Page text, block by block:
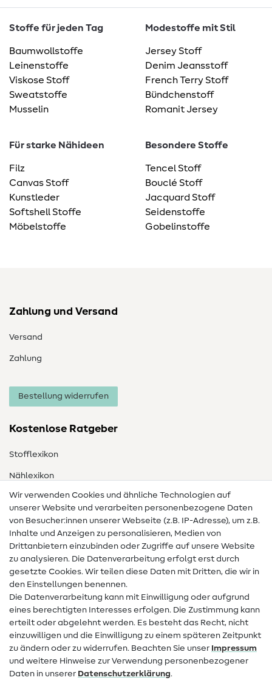
Stoffe für jeden Tag
Baumwollstoffe
Leinenstoffe
Viskose Stoff
Sweatstoffe
Musselin
Modestoffe mit Stil
Jersey Stoff
Denim Jeansstoff
French Terry Stoff
Bündchenstoff
Romanit Jersey
Für starke Nähideen
Filz
Canvas Stoff
Kunstleder
Softshell Stoffe
Möbelstoffe
Besondere Stoffe
Tencel Stoff
Bouclé Stoff
Jacquard Stoff
Seidenstoffe
Gobelinstoffe
Zahlung und Versand
Versand
Zahlung
Bestellung widerrufen
Kostenlose Ratgeber
Stofflexikon
Nählexikon
Nähanleitungen
Hilfe & Kontakt
Kontakt
Infos zum Betreiberwechsel
Widerrufsrecht
Beliebt
Stoffe
Wir verwenden Cookies und ähnliche Technologien auf
unserer Website und verarbeiten personenbezogene Daten
von Besucher:innen unserer Webseite (z.B. IP-Adresse), um z.B.
Inhalte und Anzeigen zu personalisieren, Medien von
Drittanbietern einzubinden oder Zugriffe auf unsere Website
zu analysieren. Die Datenverarbeitung erfolgt erst durch
gesetzte Cookies. Wir teilen diese Daten mit Dritten, die wir in
den Einstellungen benennen.
Die Datenverarbeitung kann mit Einwilligung oder aufgrund
eines berechtigten Interesses erfolgen. Die Zustimmung kann
erteilt oder abgelehnt werden. Es besteht das Recht, nicht
einzuwilligen und die Einwilligung zu einem späteren Zeitpunkt
zu ändern oder zu widerrufen. Beachten Sie unser Impressum
und weitere Hinweise zur Verwendung personenbezogener
Daten in unserer Daten­schutz­erklärung.